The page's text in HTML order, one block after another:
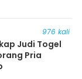
976 kali
Judi Togel
Pria